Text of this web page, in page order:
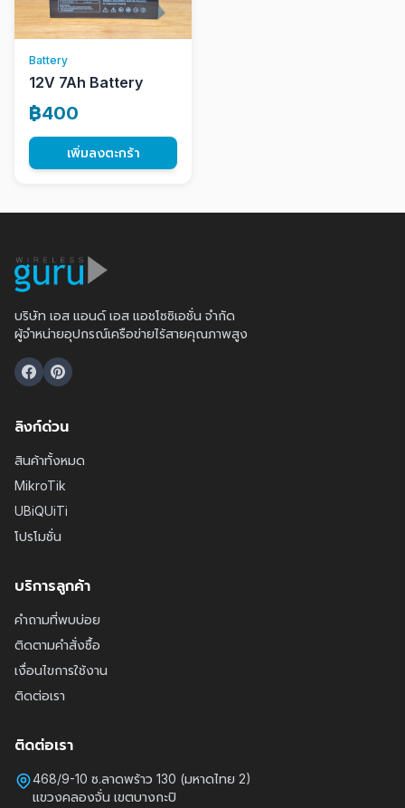
Battery
12V 7Ah Battery
฿400
เพิ่มลงตะกร้า
บริษัท เอส แอนด์ เอส แอชโซซิเอชั่น จำกัด
ผู้จำหน่ายอุปกรณ์เครือข่ายไร้สายคุณภาพสูง
ลิงก์ด่วน
สินค้าทั้งหมด
MikroTik
UBiQUiTi
โปรโมชั่น
บริการลูกค้า
คำถามที่พบบ่อย
ติดตามคำสั่งซื้อ
เงื่อนไขการใช้งาน
ติดต่อเรา
ติดต่อเรา
468/9-10 ซ.ลาดพร้าว 130 (มหาดไทย 2)
แขวงคลองจั่น เขตบางกะปิ